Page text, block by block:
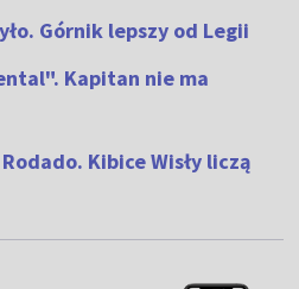
Górnik lepszy od Legii
Kapitan nie ma
Kibice Wisły liczą